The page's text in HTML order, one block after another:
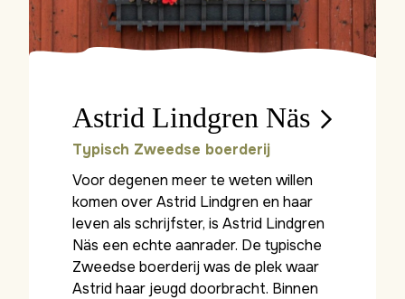
Astrid Lindgren Näs
Typisch Zweedse boerderij
Voor degenen meer te weten willen
komen over Astrid Lindgren en haar
leven als schrijfster, is Astrid Lindgren
Näs een echte aanrader. De typische
Zweedse boerderij was de plek waar
Astrid haar jeugd doorbracht. Binnen